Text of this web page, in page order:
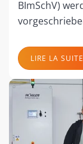
BImSchV)
LIRE LA SUITE